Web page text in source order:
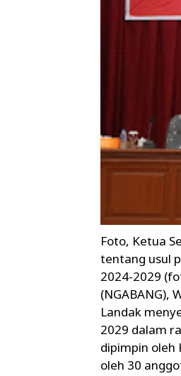
Foto, Ketua
tentang usul
2024-2029
(NGABANG),
Landak
2029 dalam
dipimpin oleh
oleh 30